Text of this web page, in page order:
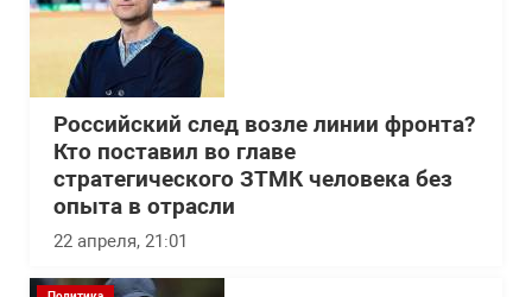
Российский след возле линии фронта?
Кто поставил во главе
стратегического ЗТМК человека без
опыта в отрасли
22 апреля, 21:01